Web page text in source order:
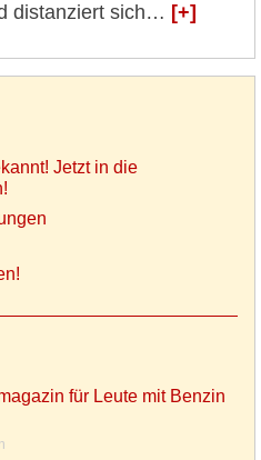
distanziert sich… [+]
Jetzt in die
für Leute mit Benzin